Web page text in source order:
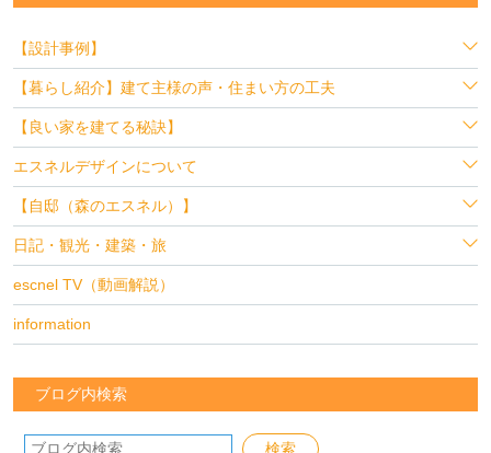
【設計事例】
【暮らし紹介】建て主様の声・住まい方の工夫
【良い家を建てる秘訣】
エスネルデザインについて
【自邸（森のエスネル）】
日記・観光・建築・旅
escnel TV（動画解説）
information
ブログ内検索